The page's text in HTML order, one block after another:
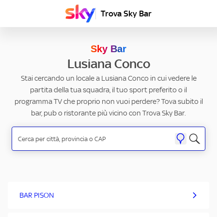
Trova Sky Bar
Sky Bar
Lusiana Conco
Stai cercando un locale a Lusiana Conco in cui vedere le
partita della tua squadra, il tuo sport preferito o il
programma TV che proprio non vuoi perdere? Tova subito il
bar, pub o ristorante più vicino con Trova Sky Bar.
BAR PISON